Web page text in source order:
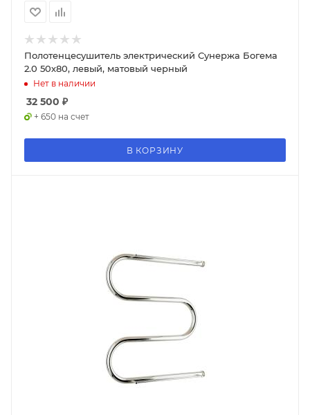
Полотенцесушитель электрический Сунержа Богема
2.0 50х80, левый, матовый черный
Нет в наличии
32 500 ₽
+ 650 на счет
В КОРЗИНУ